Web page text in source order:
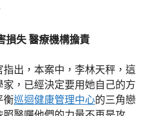
損失 醫療機構擔責
出，本案中，李林天秤，這
，已經決定要用她自己的方
衡巡迴健康管理中心的三角戀